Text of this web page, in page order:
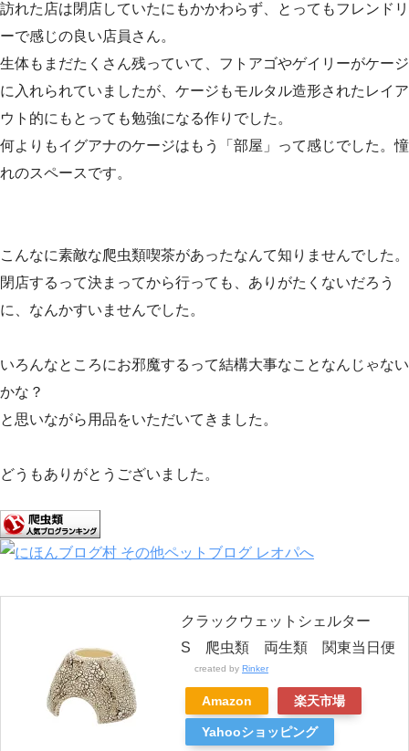
訪れた店は閉店していたにもかかわらず、とってもフレンドリ
ーで感じの良い店員さん。
生体もまだたくさん残っていて、フトアゴやゲイリーがケージ
に入れられていましたが、ケージもモルタル造形されたレイア
ウト的にもとっても勉強になる作りでした。
何よりもイグアナのケージはもう「部屋」って感じでした。憧
れのスペースです。
こんなに素敵な爬虫類喫茶があったなんて知りませんでした。
閉店するって決まってから行っても、ありがたくないだろう
に、なんかすいませんでした。
いろんなところにお邪魔するって結構大事なことなんじゃない
かな？
と思いながら用品をいただいてきました。
どうもありがとうございました。
クラックウェットシェルター
S 爬虫類 両生類 関東当日便
created by Rinker
Amazon 楽天市場
Yahooショッピング